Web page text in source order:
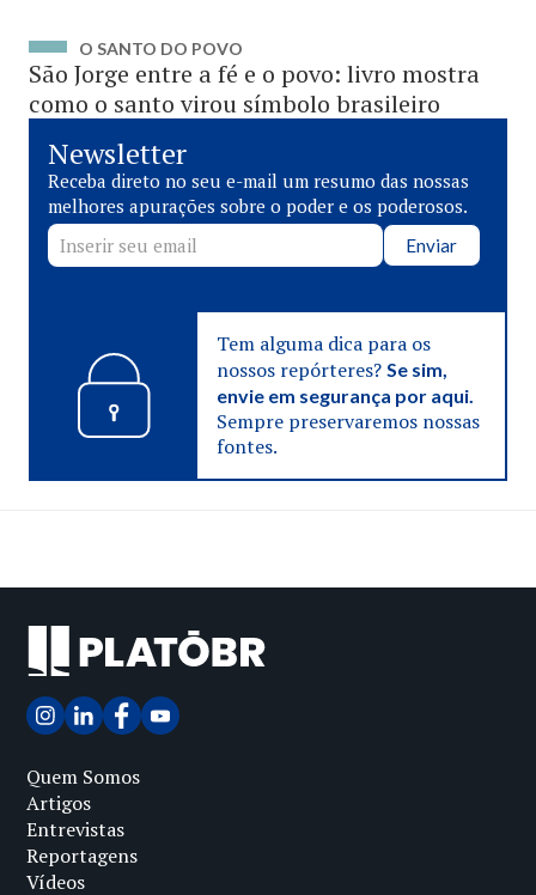
O SANTO DO POVO
São Jorge entre a fé e o povo: livro mostra
como o santo virou símbolo brasileiro
Newsletter
Receba direto no seu e-mail um resumo das nossas
melhores apurações sobre o poder e os poderosos.
Enviar
Tem alguma dica para os
nossos repórteres? Se sim,
envie em segurança por aqui.
Sempre preservaremos nossas
fontes.
Quem Somos
Artigos
Entrevistas
Reportagens
Vídeos